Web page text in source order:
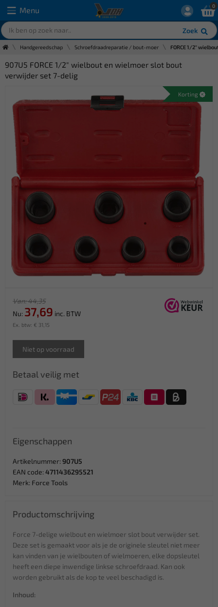
Menu
Zoek
0
Handgereedschap Schroefdraadreparatie / bout-moer FORCE 1/2"
907U5 FORCE 1/2" wielbout en wielmoer slot bout
verwijder set 7-delig
Korting
Van: 44,35
Nu: 37,69 inc. BTW
Ex. btw: € 31,15
Niet op voorraad
Betaal veilig met
Eigenschappen
Artikelnummer: 907U5
EAN code: 4711436295521
Merk: Force Tools
Productomschrijving
Force 7-delige wielbout en wielmoer slot bout verwijder set.
Deze set is gemaakt voor als je de originele sleutel niet meer
kan vinden van je wielbouten of wielmoeren, elke dopsleutel
heeft een diepe inwendige linkse schroefdraad. Kan ook
worden gebruikt als de kop te veel beschadigd is.
Inhoud: